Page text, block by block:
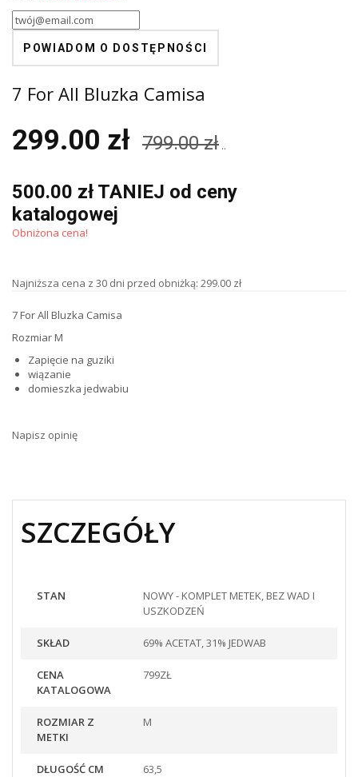
POWIADOM O DOSTĘPNOŚCI
7 For All Bluzka Camisa
299.00 zł 799.00 zł ..
500.00 zł TANIEJ od ceny
katalogowej
Obniżona cena!
Najniższa cena z 30 dni przed obniżką: 299.00 zł
7 For All Bluzka Camisa
Rozmiar M
Zapięcie na guziki
wiązanie
domieszka jedwabiu
Napisz opinię
SZCZEGÓŁY
STAN
NOWY - KOMPLET METEK, BEZ WAD I
USZKODZEŃ
SKŁAD 69% ACETAT, 31% JEDWAB
CENA
KATALOGOWA
799ZŁ
ROZMIAR Z
METKI
M
DŁUGOŚĆ CM 63,5